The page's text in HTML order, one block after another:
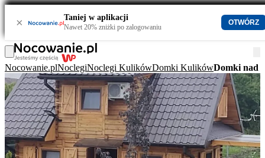
× Taniej w aplikacji
Nawet 20% zniżki po zalogowaniu
OTWÓRZ
Nocowanie.plNoclegiNoclegi KulikówDomki KulikówDomki nad